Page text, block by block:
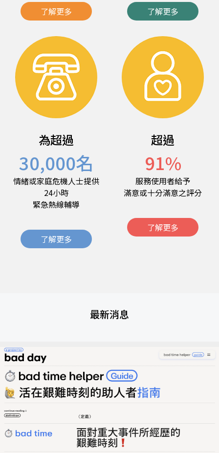
了解更多 了解更多
為超過
30,000名
情緒或家庭危機人士提供
24小時
緊急熱線輔導
了解更多
超過
91%
服務使用者給予
滿意或十分滿意之評分
了解更多
最新消息